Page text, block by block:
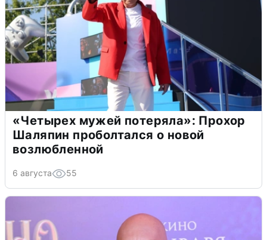
«Четырех мужей потеряла»: Прохор
Шаляпин проболтался о новой
возлюбленной
6 августа 55